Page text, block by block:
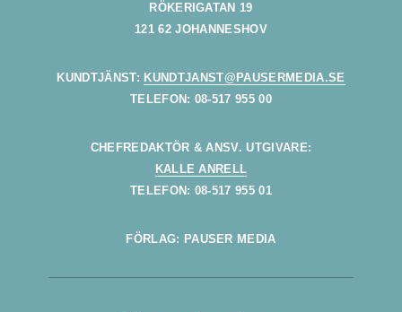
RÖKERIGATAN 19
121 62 JOHANNESHOV
KUNDTJÄNST: KUNDTJANST@PAUSERMEDIA.SE
TELEFON: 08-517 955 00
CHEFREDAKTÖR & ANSV. UTGIVARE:
KALLE ANRELL
TELEFON: 08-517 955 01
FÖRLAG: PAUSER MEDIA